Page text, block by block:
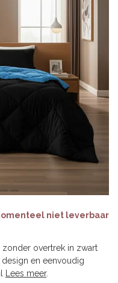
niet leverbaar
overtrek in zwart
en eenvoudig
Lees meer.